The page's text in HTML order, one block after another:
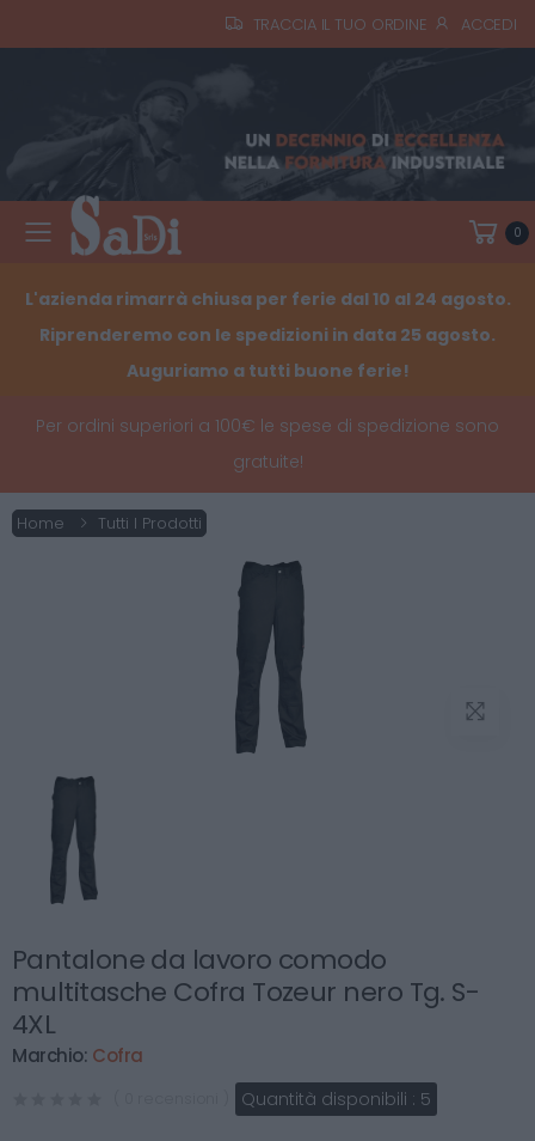
TRACCIA IL TUO ORDINE ACCEDI
Toggle mobile menu 0
L'azienda rimarrà chiusa per ferie dal 10 al 24 agosto.
Riprenderemo con le spedizioni in data 25 agosto.
Auguriamo a tutti buone ferie!
Per ordini superiori a 100€ le spese di spedizione sono
gratuite!
Home Tutti I Prodotti
Pantalone da lavoro comodo
multitasche Cofra Tozeur nero Tg. S-
4XL
Marchio: Cofra
Quantità disponibili : 5